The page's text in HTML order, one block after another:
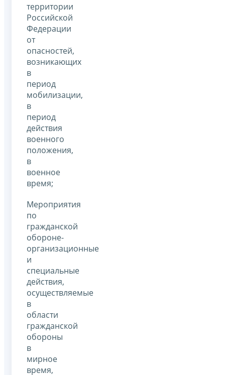
территории
Российской
Федерации
от
опасностей,
возникающих
в
период
мобилизации,
в
период
действия
военного
положения,
в
военное
время;
Мероприятия
по
гражданской
обороне-
организационные
и
специальные
действия,
осуществляемые
в
области
гражданской
обороны
в
мирное
время,